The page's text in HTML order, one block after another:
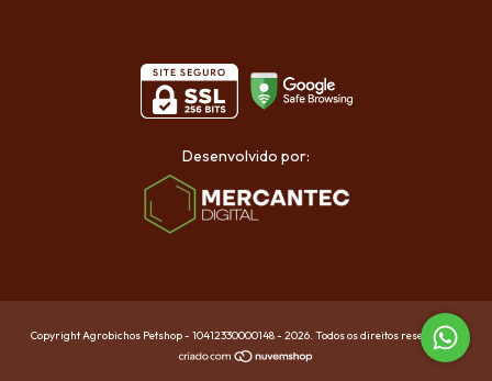
Desenvolvido por:
Copyright Agrobichos Petshop - 10412330000148 - 2026. Todos os direitos reservados.